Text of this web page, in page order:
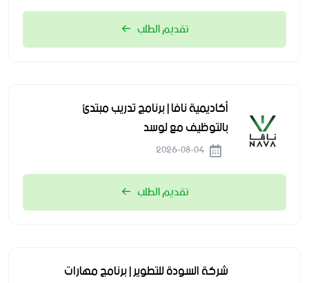
تقديم الطلب
أكاديمية نافا | برنامج تدريب مبتدئ
بالتوظيف مع لوسد
تقديم الطلب
شركة السودة للتطوير | برنامج مهارات